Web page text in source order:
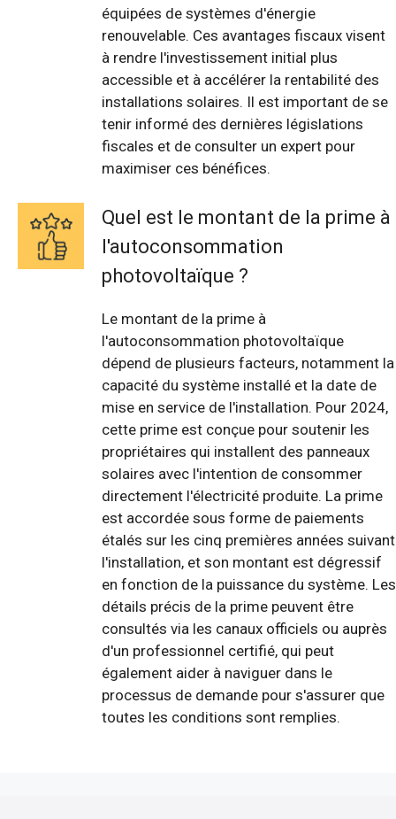
équipées de systèmes d'énergie
renouvelable. Ces avantages fiscaux visent
à rendre l'investissement initial plus
accessible et à accélérer la rentabilité des
installations solaires. Il est important de se
tenir informé des dernières législations
fiscales et de consulter un expert pour
maximiser ces bénéfices.
Quel est le montant de la prime à
l'autoconsommation
photovoltaïque ?
Le montant de la prime à
l'autoconsommation photovoltaïque
dépend de plusieurs facteurs, notamment la
capacité du système installé et la date de
mise en service de l'installation. Pour 2024,
cette prime est conçue pour soutenir les
propriétaires qui installent des panneaux
solaires avec l'intention de consommer
directement l'électricité produite. La prime
est accordée sous forme de paiements
étalés sur les cinq premières années suivant
l'installation, et son montant est dégressif
en fonction de la puissance du système. Les
détails précis de la prime peuvent être
consultés via les canaux officiels ou auprès
d'un professionnel certifié, qui peut
également aider à naviguer dans le
processus de demande pour s'assurer que
toutes les conditions sont remplies.